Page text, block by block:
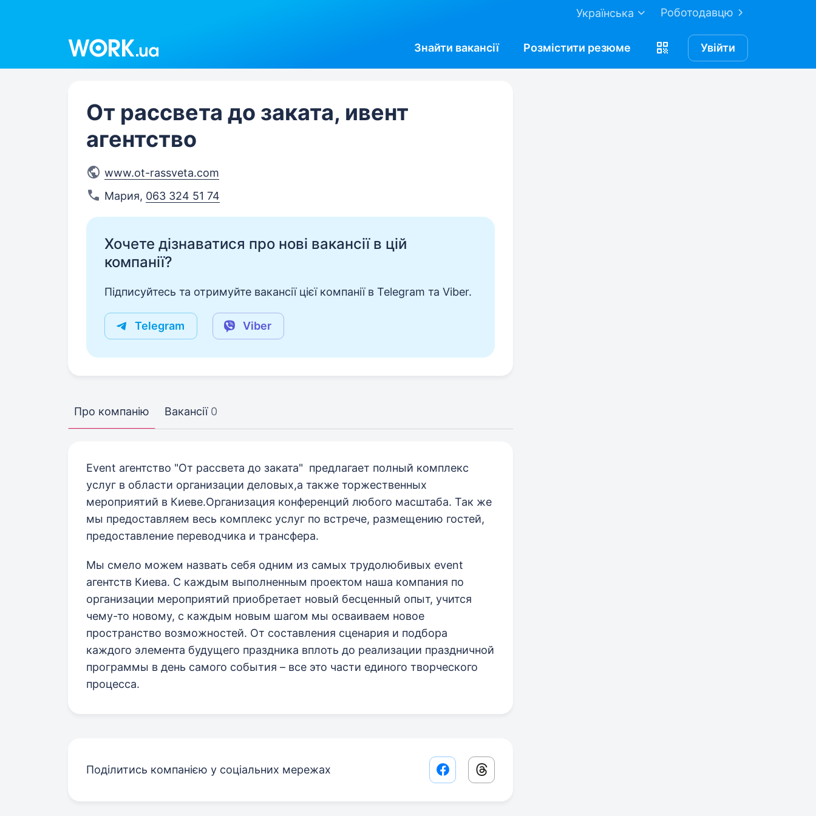
Роботодавцю
Українська
Знайти вакансії Розмістити резюме Увійти
От рассвета до заката, ивент
агентство
www.ot-rassveta.com
Мария, 063 324 51 74
Хочете дізнаватися про нові вакансії в цій
компанії?
Підписуйтесь та отримуйте вакансії цієї компанії в Telegram та Viber.
Telegram Viber
Про компанію Вакансії 0
Event агентство "От рассвета до заката" предлагает полный комплекс
услуг в области организации деловых,а также торжественных
мероприятий в Киеве.Организация конференций любого масштаба. Так же
мы предоставляем весь комплекс услуг по встрече, размещению гостей,
предоставление переводчика и трансфера.
Мы смело можем назвать себя одним из самых трудолюбивых event
агентств Киева. С каждым выполненным проектом наша компания по
организации мероприятий приобретает новый бесценный опыт, учится
чему-то новому, с каждым новым шагом мы осваиваем новое
пространство возможностей. От составления сценария и подбора
каждого элемента будущего праздника вплоть до реализации праздничной
программы в день самого события – все это части единого творческого
процесса.
Поділитись компанією у соціальних мережах Facebook share link
Threads share link